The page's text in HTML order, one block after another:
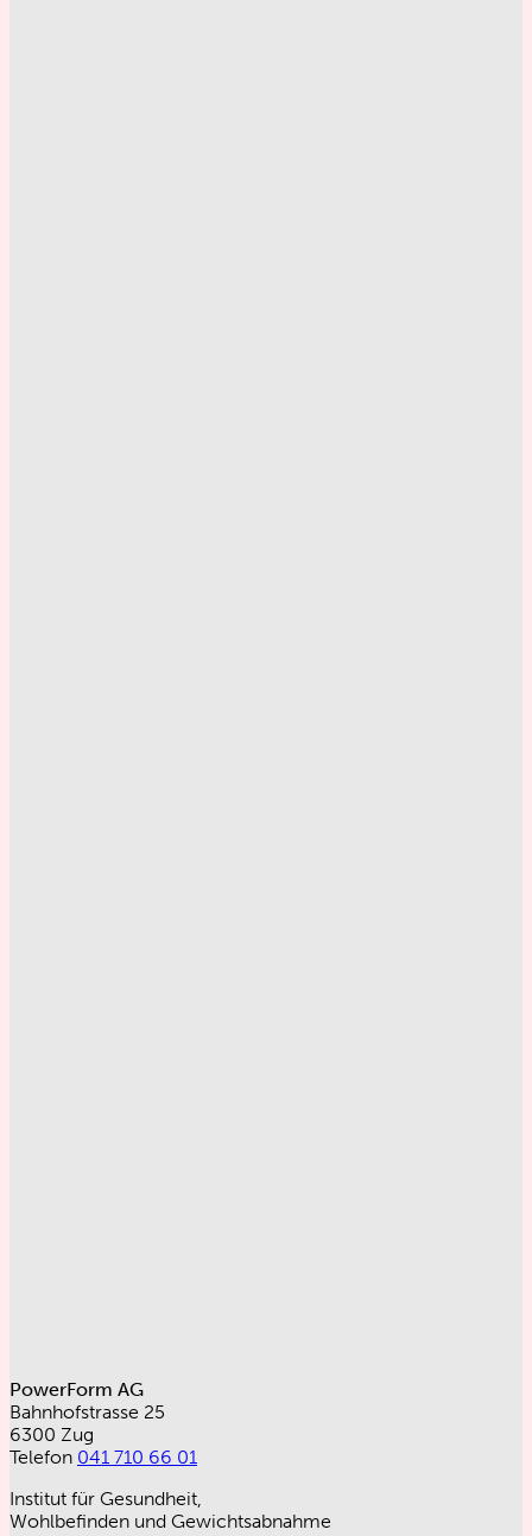
PowerForm AG
Bahnhofstrasse 25
6300 Zug
Telefon 041 710 66 01
Institut für Gesundheit,
Wohlbefinden und Gewichtsabnahme